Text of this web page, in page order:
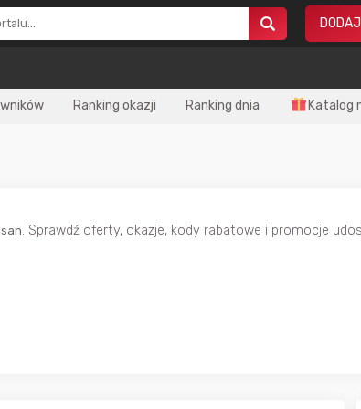
Ranking okazji Ranking dnia Katalog
. Sprawdź oferty, okazje, kody rabatowe i promocje